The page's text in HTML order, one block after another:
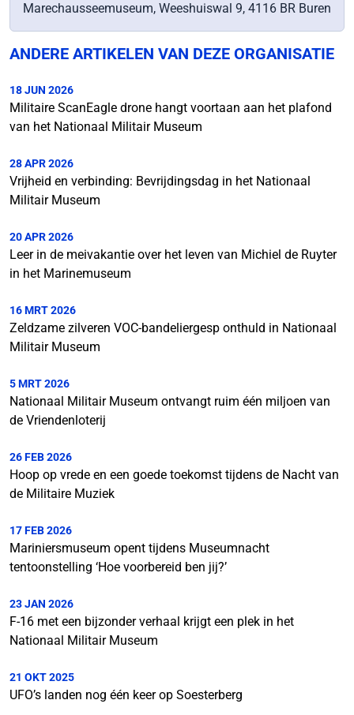
Marechausseemuseum, Weeshuiswal 9, 4116 BR Buren
ANDERE ARTIKELEN VAN DEZE ORGANISATIE
18 JUN 2026
Militaire ScanEagle drone hangt voortaan aan het plafond
van het Nationaal Militair Museum
28 APR 2026
Vrijheid en verbinding: Bevrijdingsdag in het Nationaal
Militair Museum
20 APR 2026
Leer in de meivakantie over het leven van Michiel de Ruyter
in het Marinemuseum
16 MRT 2026
Zeldzame zilveren VOC-bandeliergesp onthuld in Nationaal
Militair Museum
5 MRT 2026
Nationaal Militair Museum ontvangt ruim één miljoen van
de Vriendenloterij
26 FEB 2026
Hoop op vrede en een goede toekomst tijdens de Nacht van
de Militaire Muziek
17 FEB 2026
Mariniersmuseum opent tijdens Museumnacht
tentoonstelling ‘Hoe voorbereid ben jij?’
23 JAN 2026
F-16 met een bijzonder verhaal krijgt een plek in het
Nationaal Militair Museum
21 OKT 2025
UFO’s landen nog één keer op Soesterberg